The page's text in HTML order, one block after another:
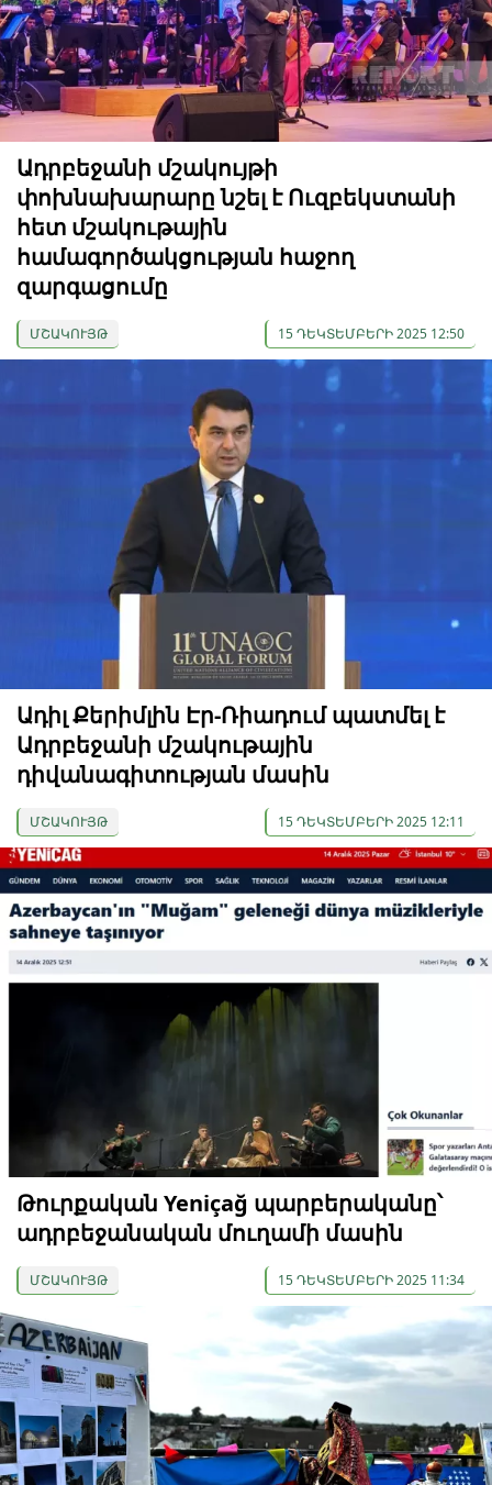
Ադրբեջանի մշակույթի
փոխնախարարը նշել է Ուզբեկստանի
հետ մշակութային
համագործակցության հաջող
զարգացումը
ՄՇԱԿՈՒՅԹ 15 ԴԵԿՏԵՄԲԵՐԻ 2025 12:50
Ադիլ Քերիմլին Էր-Ռիադում պատմել է
Ադրբեջանի մշակութային
դիվանագիտության մասին
ՄՇԱԿՈՒՅԹ 15 ԴԵԿՏԵՄԲԵՐԻ 2025 12:11
Թուրքական Yeniçağ պարբերականը՝
ադրբեջանական մուղամի մասին
ՄՇԱԿՈՒՅԹ 15 ԴԵԿՏԵՄԲԵՐԻ 2025 11:34